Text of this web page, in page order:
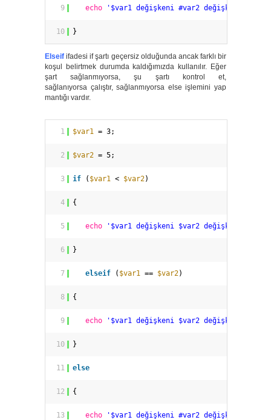
9 echo '$var1 değişkeni #var2 değişkeninden
10 }
Elseif ifadesi if şartı geçersiz olduğunda ancak farklı bir
koşul belirtmek durumda kaldığımızda kullanılır. Eğer
şart sağlanmıyorsa, şu şartı kontrol et,
sağlanıyorsa çalıştır, sağlanmıyorsa else işlemini yap
mantığı vardır.
1 $var1 = 3;
2 $var2 = 5;
3 if ( $var1 < $var2)
4 {
5 echo '$var1 değişkeni $var2 değişkeninden
6 }
7 elseif ( $var1 == $var2)
8 {
9 echo '$var1 değişkeni $var2 değişkenine
10 }
11 else
12 {
13 echo '$var1 değişkeni #var2 değişkeninden